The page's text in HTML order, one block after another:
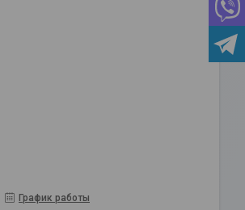
График работы